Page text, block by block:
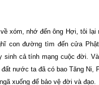
xóm, nhớ đến ông Hợi, tôi lại
con đường tìm đến cửa
sinh cả tính mạng cuộc đời.
nước ta đã có bao Tăng Ni,
xuống để bảo vệ đời và đạo.